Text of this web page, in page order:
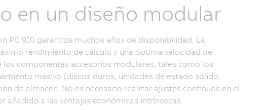
en un diseño modular
PC 910 garantiza muchos años de disponibilidad. La
rendimiento de cálculo y una óptima velocidad de
los componentes accesorios modulares, tales como los
masivo (discos duros, unidades de estado sólido,
de almacén. No es necesario realizar ajustes continuos en el
añadido a las ventajas económicas intrínsecas.